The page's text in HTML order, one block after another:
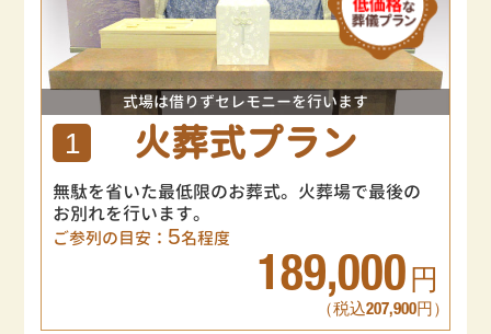
式場は借りずセレモニーを行います
1 火葬式プラン
無駄を省いた最低限のお葬式。火葬場で最後の
お別れを行います。
ご参列の目安： 5名程度
189,000 円
（税込207,900円）